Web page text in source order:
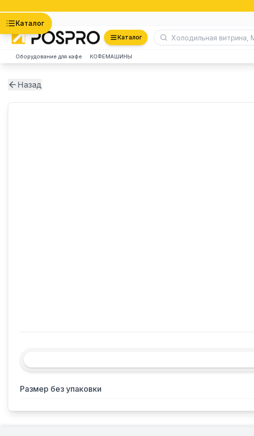
Каталог
Каталог
Оборудование для кафе КОФЕМАШИНЫ
Назад
Размер без упаковки